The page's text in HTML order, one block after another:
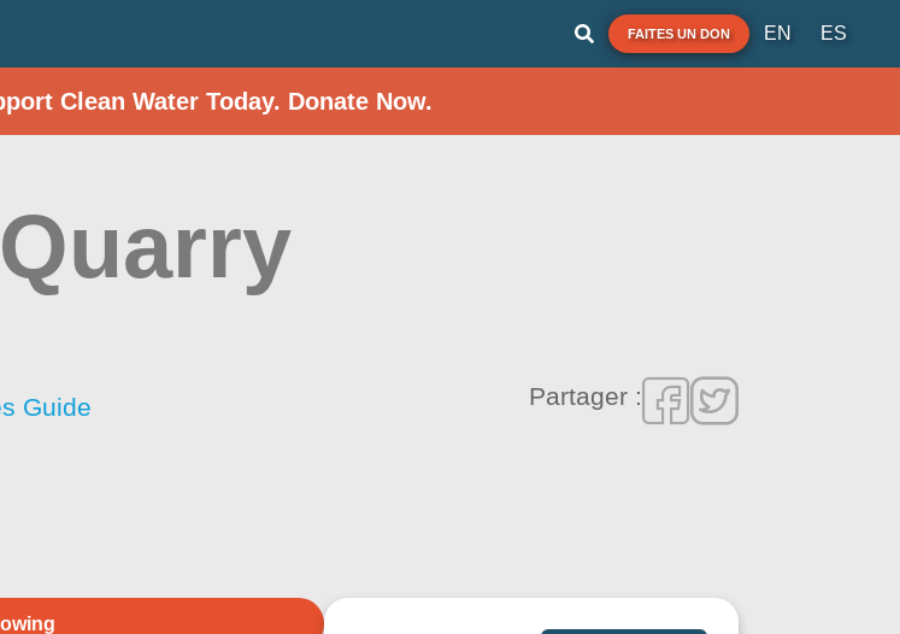
FAITES UN DON EN ES
Clean Water Today. Donate Now.
Guide
Partager :